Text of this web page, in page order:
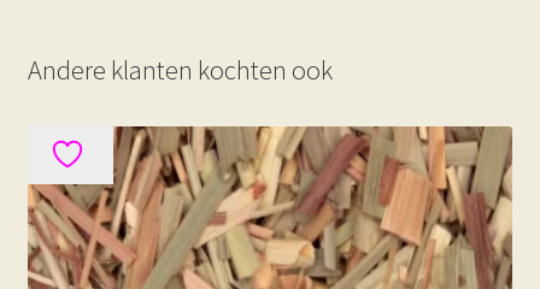
Andere klanten kochten ook